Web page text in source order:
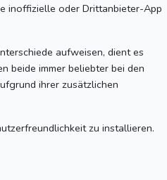
inoffizielle oder Drittanbieter-App
aufweisen, dient es
beide immer beliebter bei den
ihrer zusätzlichen
zu installieren.